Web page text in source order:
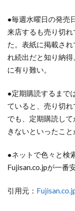
●毎週水曜日の発売
来店するも売り切
た。表紙に掲載さ
れ続出だと知り納
に有り難い。
●定期購読するまで
ていると、売り切れ
でも、定期購読し
きないといったこと
●ネットで色々と検
Fujisan.co.jpが一番
引用元：